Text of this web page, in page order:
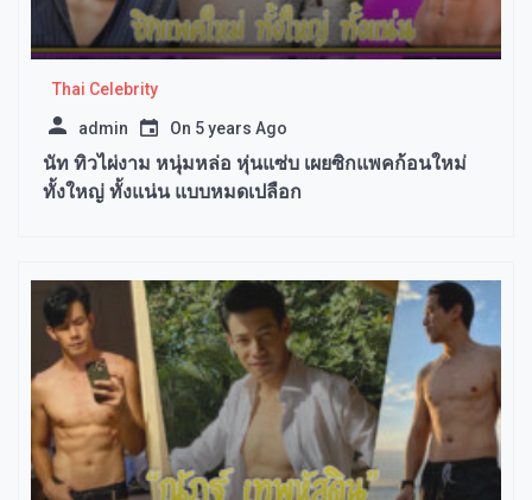
Thai Celebrity
admin On 5 years Ago
นัท ทิวไผ่งาม หนุ่มหล่อ หุ่นแซ่บ เผยซิกแพคก้อนใหม่
ทั้งใหญ่ ทั้งแน่น แบบหมดเปลือก